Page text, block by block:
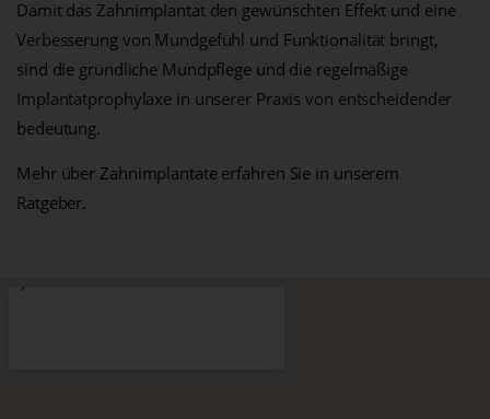
Damit das Zahnimplantat den gewünschten Effekt und eine
Verbesserung von Mundgefühl und Funktionalität bringt,
sind die gründliche Mundpflege und die regelmäßige
Implantatprophylaxe in unserer Praxis von entscheidender
bedeutung.
Mehr über Zahnimplantate erfahren Sie in unserem
Ratgeber.